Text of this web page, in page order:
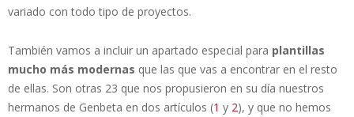
variado con todo tipo de proyectos.
También vamos a incluir un apartado especial para plantillas
mucho más modernas que las que vas a encontrar en el resto
de ellas. Son otras 23 que nos propusieron en su día nuestros
hermanos de Genbeta en dos artículos (1 y 2), y que no hemos